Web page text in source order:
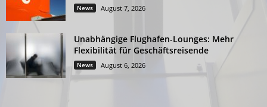
News August 7, 2026
Unabhängige Flughafen-Lounges: Mehr
Flexibilität für Geschäftsreisende
News August 6, 2026